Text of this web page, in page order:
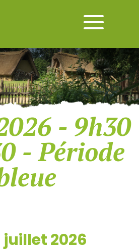
- 9h30
- Période
juillet 2026